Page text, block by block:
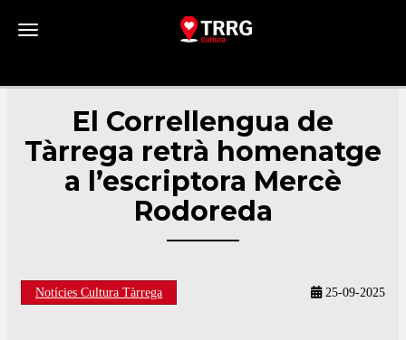
Toggle navigation
El Correllengua de
Tàrrega retrà homenatge
a l’escriptora Mercè
Rodoreda
Notícies Cultura Tàrrega 25-09-2025